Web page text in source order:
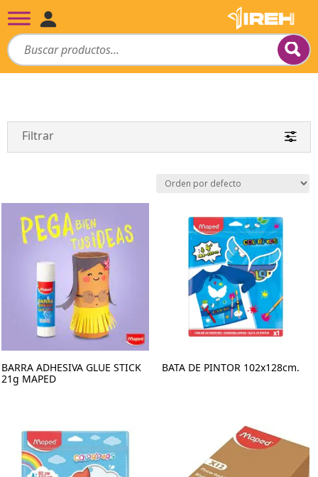
Filtrar
BARRA ADHESIVA GLUE STICK
21g MAPED
BATA DE PINTOR 102x128cm.